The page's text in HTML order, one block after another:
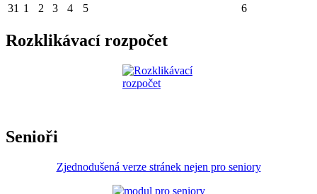
31 1 2 3 4 5 6
Rozklikávací rozpočet
Senioři
Zjednodušená verze stránek nejen pro seniory